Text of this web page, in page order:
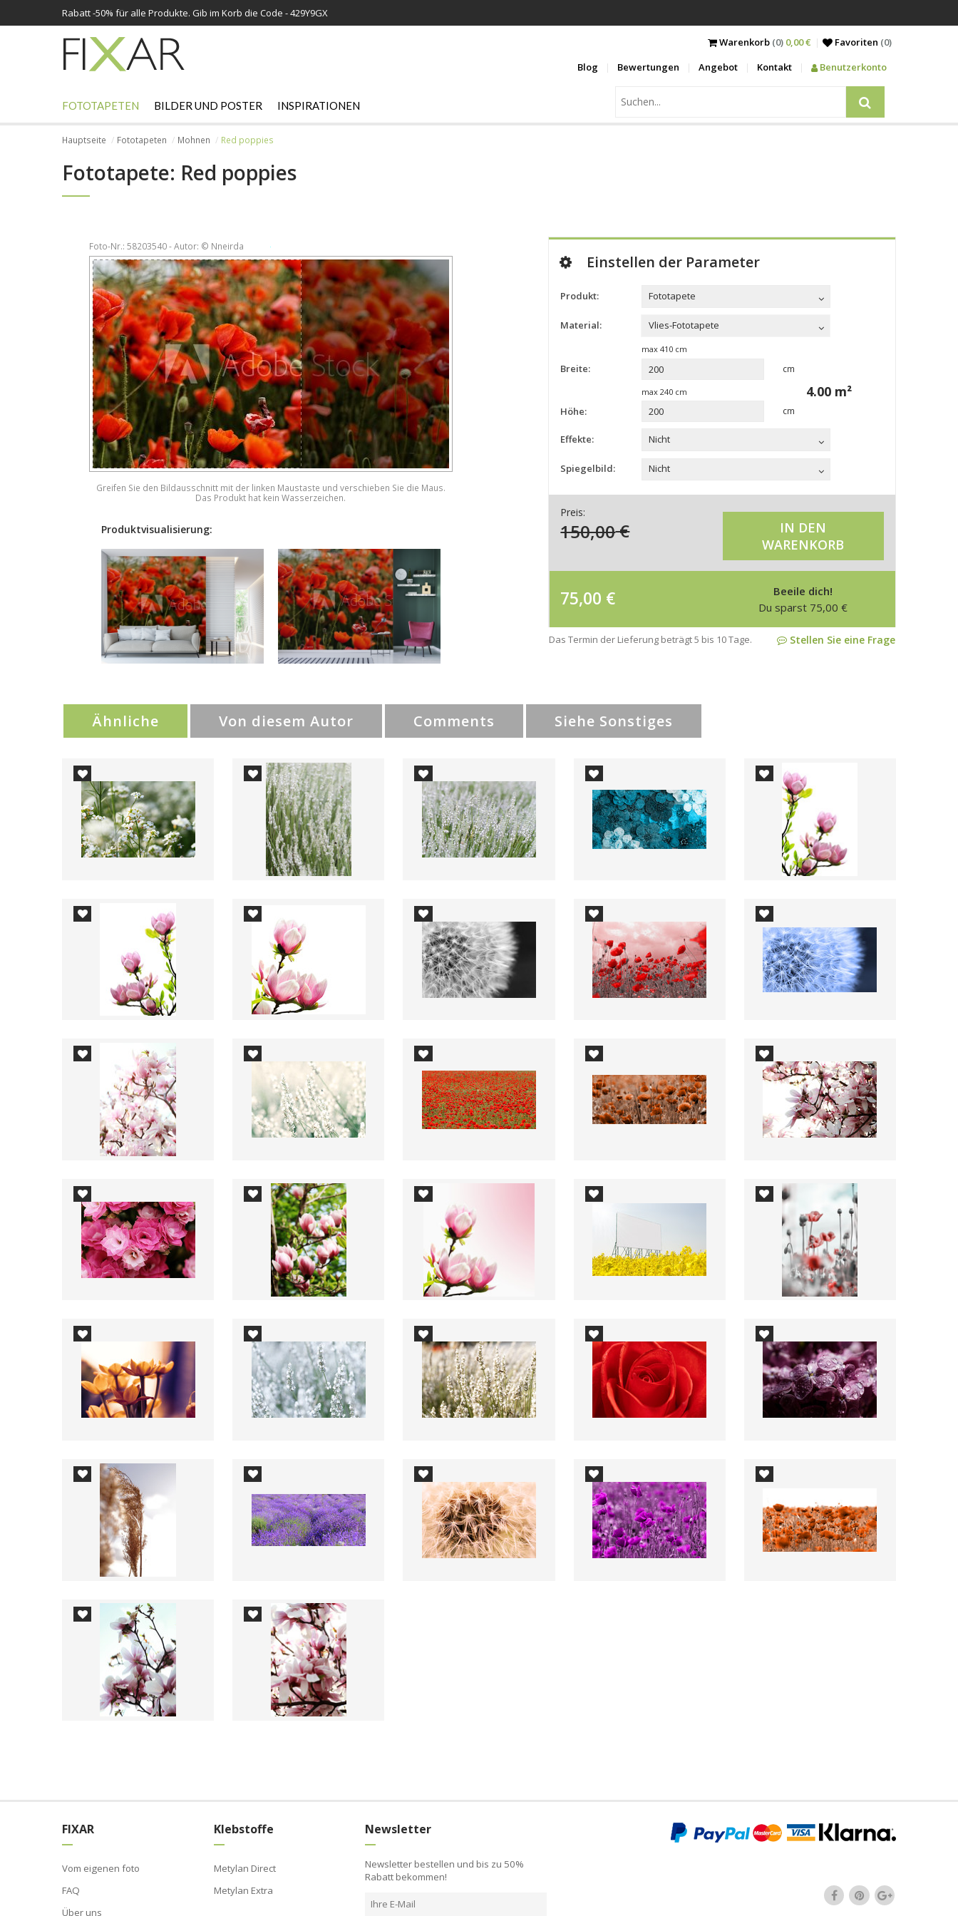
Rabatt -50% für alle Produkte. Gib im Korb die Code - 429Y9GX
Warenkorb(0) 0,00 € Favoriten (0)
Blog
Bewertungen Angebot Kontakt Benutzerkonto
FOTOTAPETEN BILDER UND POSTER INSPIRATIONEN
Hauptseite Fototapeten Mohnen Red poppies
Fototapete: Red poppies
Foto-Nr.: 58203540 - Autor: © Nneirda
Greifen Sie den Bildausschnitt mit der linken Maustaste und verschieben Sie die Maus.
Das Produkt hat kein Wasserzeichen.
Produktvisualisierung:
Einstellen der Parameter
Produkt: Fototapete
Material: Vlies-Fototapete
max 410cm
Breite: cm
max 240cm
Höhe: cm
4.00 m²
Effekte: Nicht
Spiegelbild: Nicht
Preis:
150,00€
IN DEN
WARENKORB
75,00 €
Beeile dich!
Du sparst 75,00 €
Das Termin der Lieferung beträgt 5 bis 10 Tage. Stellen Sie eine Frage
Ähnliche Von diesem Autor Comments Siehe Sonstiges
FIXAR
Vom eigenen foto
FAQ
Über uns
Klebstoffe
Metylan Direct
Metylan Extra
Newsletter
Newsletter bestellen und bis zu 50%
Rabatt bekommen!